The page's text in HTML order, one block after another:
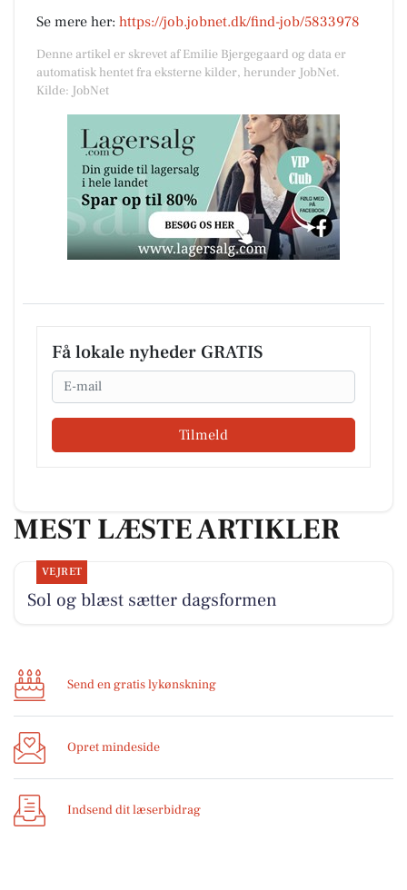
Se mere her: https://job.jobnet.dk/find-job/5833978
Denne artikel er skrevet af Emilie Bjergegaard og data er
automatisk hentet fra eksterne kilder, herunder JobNet.
Kilde: JobNet
Få lokale nyheder GRATIS
Email
Tilmeld
MEST LÆSTE ARTIKLER
VEJRET
Sol og blæst sætter dagsformen
Send en gratis lykønskning
Opret mindeside
Indsend dit læserbidrag